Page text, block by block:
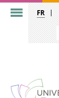
FR